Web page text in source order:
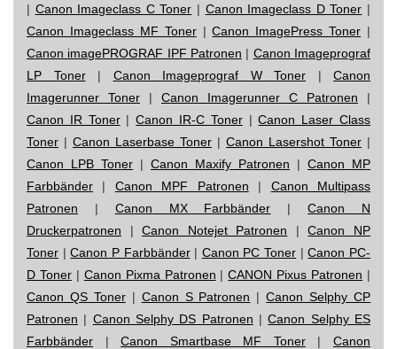
| Canon Imageclass C Toner | Canon Imageclass D Toner |
Canon Imageclass MF Toner|Canon ImagePress Toner |
Canon imagePROGRAF IPF Patronen | Canon Imageprograf
LP Toner| Canon Imageprograf W Toner | Canon
Imagerunner Toner | Canon Imagerunner C Patronen |
Canon IR Toner|Canon IR-C Toner|Canon Laser Class
Toner | Canon Laserbase Toner | Canon Lasershot Toner |
Canon LPB Toner | Canon Maxify Patronen | Canon MP
Farbbänder | Canon MPF Patronen | Canon Multipass
Patronen | Canon MX Farbbänder |Canon N
Druckerpatronen |Canon Notejet Patronen |Canon NP
Toner |Canon P Farbbänder| Canon PC Toner |Canon PC-
D Toner| Canon Pixma Patronen |CANON Pixus Patronen |
Canon QS Toner| Canon S Patronen |Canon Selphy CP
Patronen | Canon Selphy DS Patronen |Canon Selphy ES
Farbbänder |Canon Smartbase MF Toner|Canon